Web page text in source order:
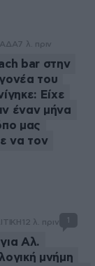
7 λ. πριν
bar στην
του
Είχε
έναν μήνα
μας
να τον
12 λ. πριν
Αλ.
μνήμη